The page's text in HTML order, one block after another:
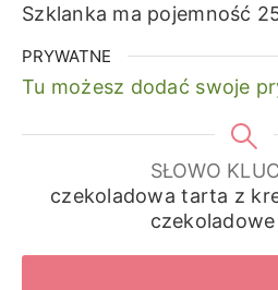
Szklanka ma pojemność
PRYWATNE
Tu możesz dodać swoje
SŁOWO
czekoladowa tarta z